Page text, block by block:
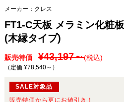
メーカー： クレス
FT1-C天板 メラミン化粧板
(木縁タイプ)
販売特価 ¥43,197～(税込)
（定価 ¥78,540～ ）
SALE対象品
販売特価から更にお値引き！